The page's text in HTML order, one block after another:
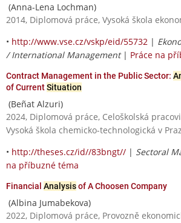
(Anna-Lena Lochman)
2014, Diplomová práce, Vysoká škola
• http://www.vse.cz/vskp/eid/55732 |
/ International Management| Práce na
Contract Management in the Public Sector:
of CurrentSituation
(Beñat Alzuri)
2024, Diplomová práce, Celoškolská
Vysoká škola chemicko-technologická v
• http://theses.cz/id//83bngt// | Sectoral
na příbuzné téma
Financial Analysisof A Choosen Company
(Albina Jumabekova)
2022, Diplomová práce, Provozně